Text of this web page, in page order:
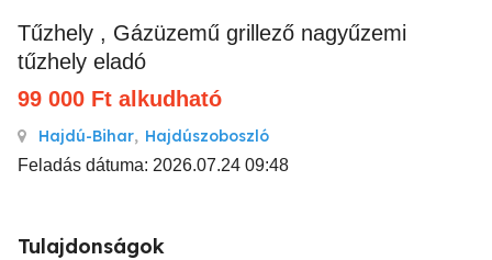
Tűzhely , Gázüzemű grillező nagyűzemi
tűzhely eladó
99 000 Ft alkudható
Hajdú-Bihar, Hajdúszoboszló
Feladás dátuma: 2026.07.24 09:48
Tulajdonságok